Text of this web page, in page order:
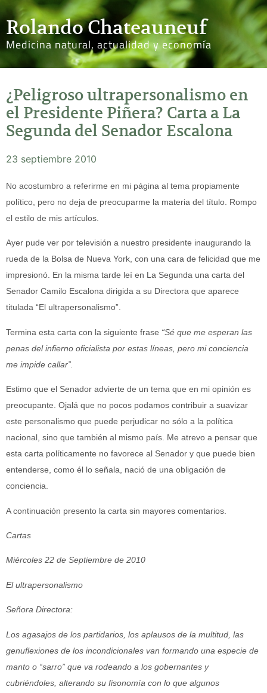
Rolando Chateauneuf
Medicina natural, actualidad y economía
¿Peligroso ultrapersonalismo en
el Presidente Piñera? Carta a La
Segunda del Senador Escalona
23 septiembre 2010
No acostumbro a referirme en mi página al tema propiamente
político, pero no deja de preocuparme la materia del título. Rompo
el estilo de mis artículos.
Ayer pude ver por televisión a nuestro presidente inaugurando la
rueda de la Bolsa de Nueva York, con una cara de felicidad que me
impresionó. En la misma tarde leí en La Segunda una carta del
Senador Camilo Escalona dirigida a su Directora que aparece
titulada “El ultrapersonalismo”.
Termina esta carta con la siguiente frase “Sé que me esperan las
penas del infierno oficialista por estas líneas, pero mi conciencia
me impide callar”.
Estimo que el Senador advierte de un tema que en mi opinión es
preocupante. Ojalá que no pocos podamos contribuir a suavizar
este personalismo que puede perjudicar no sólo a la política
nacional, sino que también al mismo país. Me atrevo a pensar que
esta carta políticamente no favorece al Senador y que puede bien
entenderse, como él lo señala, nació de una obligación de
conciencia.
A continuación presento la carta sin mayores comentarios.
Cartas
Miércoles 22 de Septiembre de 2010
El ultrapersonalismo
Señora Directora:
Los agasajos de los partidarios, los aplausos de la multitud, las
genuflexiones de los incondicionales van formando una especie de
manto o “sarro” que va rodeando a los gobernantes y
cubriéndoles, alterando su fisonomía con lo que algunos